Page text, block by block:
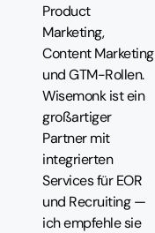
Product
Marketing,
Content Marketing
und GTM-Rollen.
Wisemonk ist ein
großartiger
Partner mit
integrierten
Services für EOR
und Recruiting —
ich empfehle sie